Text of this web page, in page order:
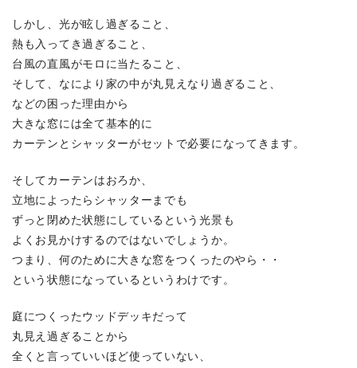
しかし、光が眩し過ぎること、
熱も入ってき過ぎること、
台風の直風がモロに当たること、
そして、なにより家の中が丸見えなり過ぎること、
などの困った理由から
大きな窓には全て基本的に
カーテンとシャッターがセットで必要になってきます。
そしてカーテンはおろか、
立地によったらシャッターまでも
ずっと閉めた状態にしているという光景も
よくお見かけするのではないでしょうか。
つまり、何のために大きな窓をつくったのやら・・
という状態になっているというわけです。
庭につくったウッドデッキだって
丸見え過ぎることから
全くと言っていいほど使っていない、